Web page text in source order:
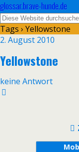
glossar.brave-hunde.de
Tags › Yellowstone
2. August 2010
Yellowstone
keine Antwort